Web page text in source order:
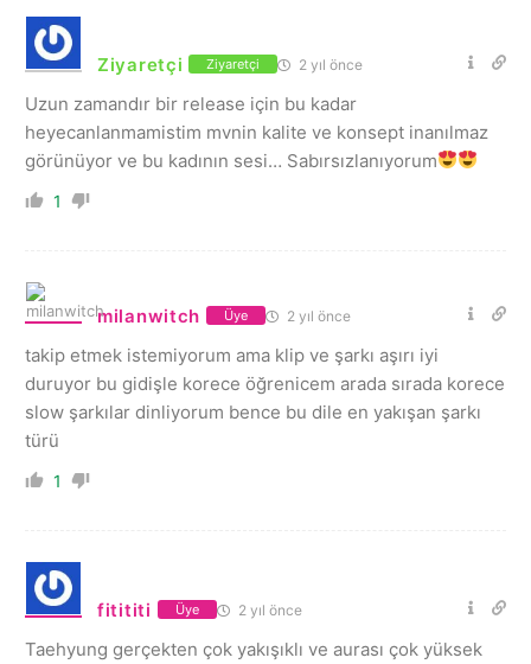
Ziyaretçi Ziyaretçi 2 yıl önce
Uzun zamandır bir release için bu kadar
heyecanlanmamistim mvnin kalite ve konsept inanılmaz
görünüyor ve bu kadının sesi… Sabırsızlanıyorum
1
milanwitch Üye 2 yıl önce
takip etmek istemiyorum ama klip ve şarkı aşırı iyi
duruyor bu gidişle korece öğrenicem arada sırada korece
slow şarkılar dinliyorum bence bu dile en yakışan şarkı
türü
1
fitititi Üye 2 yıl önce
Taehyung gerçekten çok yakışıklı ve aurası çok yüksek